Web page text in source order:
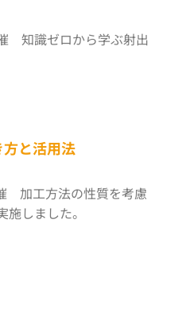
知識ゼロから学ぶ射出
と活用法
加工方法の性質を考慮
しました。